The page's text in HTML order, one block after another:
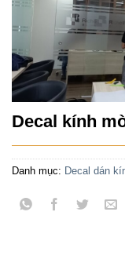
Decal kính
Danh mục: Decal dán